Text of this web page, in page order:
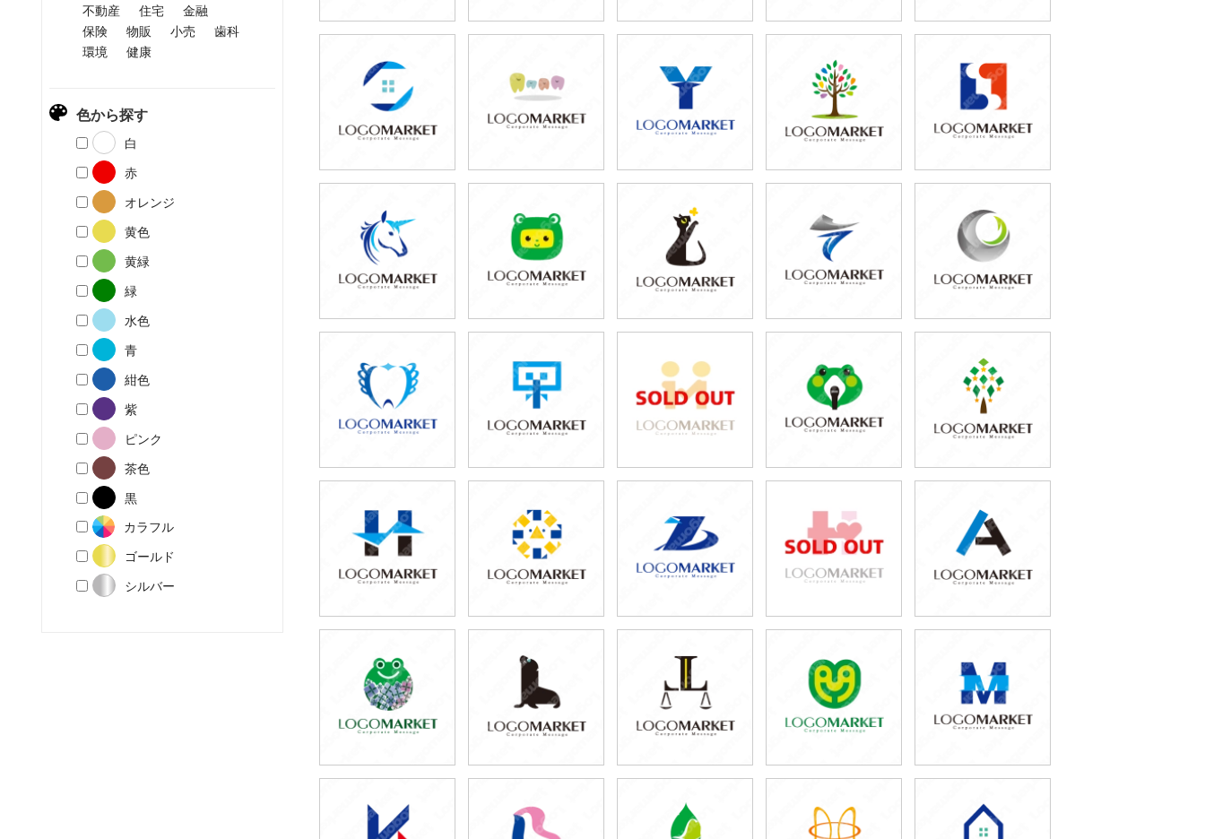
不動産
住宅
金融
保険
物販 小売
歯科
環境
健康
色から探す
白
赤
オレンジ
黄色
黄緑
緑
水色
青
紺色
紫
ピンク
茶色
黒
カラフル
ゴールド
シルバー
69,800円
(税込76,780円)
59,800円
(税込65,780円)
69,800円
(税込76,780円)
79,800円
(税込87,780円)
79,800円
(税込87,780円)
69,800円
(税込76,780円)
79,800円
(税込87,780円)
79,800円
(税込87,780円)
79,800円
(税込87,780円)
69,800円
(税込76,780円)
79,800円
(税込87,780円)
79,800円
(税込87,780円)
79,800円
(税込87,780円)
79,800円
(税込87,780円)
69,800円
(税込76,780円)
79,800円
(税込87,780円)
59,800円
(税込65,780円)
79,800円
(税込87,780円)
79,800円
(税込87,780円)
79,800円
(税込87,780円)
69,800円
(税込76,780円)
79,800円
(税込87,780円)
79,800円
(税込87,780円)
79,800円
(税込87,780円)
69,800円
(税込76,780円)
79,800円
(税込87,780円)
79,800円
(税込87,780円)
69,800円
(税込76,780円)
49,800円
(税込54,780円)
59,800円
(税込65,780円)